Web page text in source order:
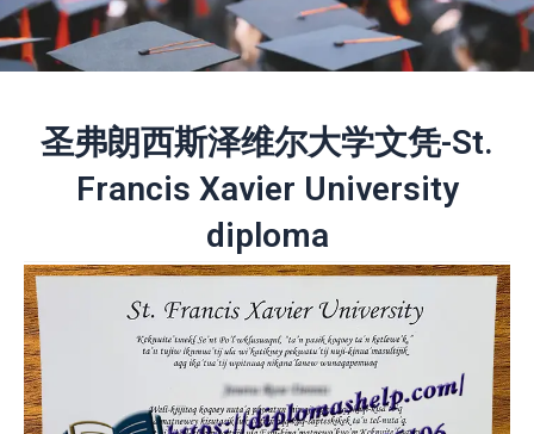
圣弗朗西斯泽维尔大学文凭-St.
Francis Xavier University
diploma